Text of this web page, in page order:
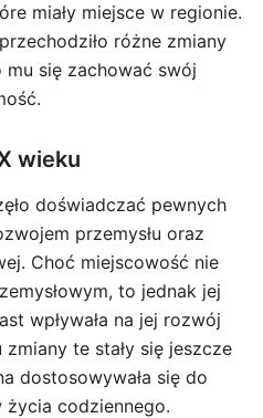
miały miejsce w regionie.
różne zmiany
mu się zachować swój
wieku
doświadczać pewnych
przemysłu oraz
Choć miejscowość nie
to jednak jej
wpływała na jej rozwój
te stały się jeszcze
dostosowywała się do
codziennego.